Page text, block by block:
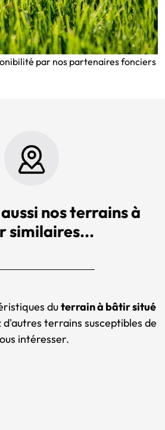
par nos partenaires fonciers
nos terrains à
similaires...
duterrain à bâtir situé
d'autres terrains susceptibles de
intéresser.